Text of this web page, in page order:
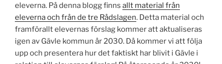
eleverna. På denna blogg finns allt material från
eleverna och från de tre Rådslagen. Detta material och
framförallt elevernas förslag kommer att aktualiseras
igen av Gävle kommun år 2030. Då kommer vi att följa
upp och presentera hur det faktiskt har blivit i Gävle i